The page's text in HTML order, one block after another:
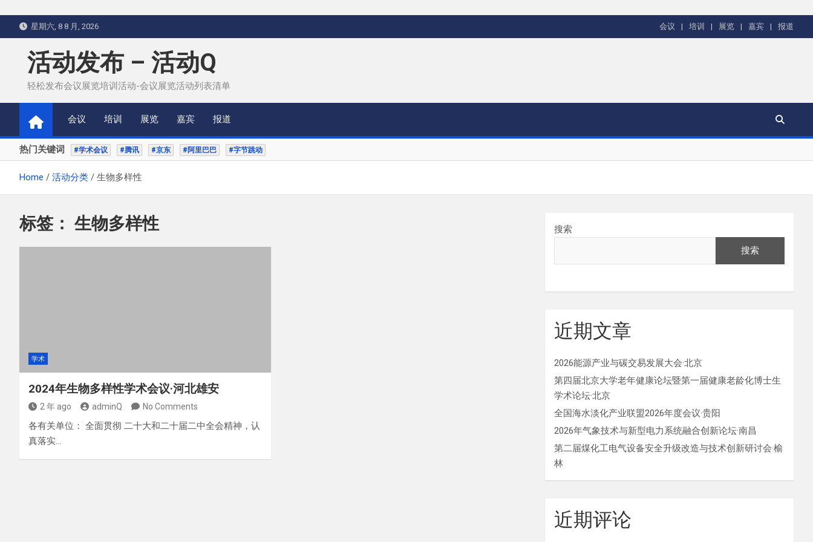
to
content
星期六, 8 8 月, 2026 会议 培训 展览 嘉宾 报道
活动发布 – 活动Q
轻松发布会议展览培训活动-会议展览活动列表清单
会议 培训 展览 嘉宾 报道
热门关键词 #学术会议 #腾讯 #京东 #阿里巴巴 #字节跳动
Home 活动分类 生物多样性
标签： 生物多样性
学术
2024年生物多样性学术会议·河北雄安
2 年 ago adminQ No Comments
各有关单位： 全面贯彻 二十大和二十届二中全会精神，认
真落实…
搜索
搜索
近期文章
2026能源产业与碳交易发展大会·北京
第四届北京大学老年健康论坛暨第一届健康老龄化博士生
学术论坛·北京
全国海水淡化产业联盟2026年度会议·贵阳
2026年气象技术与新型电力系统融合创新论坛·南昌
第二届煤化工电气设备安全升级改造与技术创新研讨会·榆
林
近期评论